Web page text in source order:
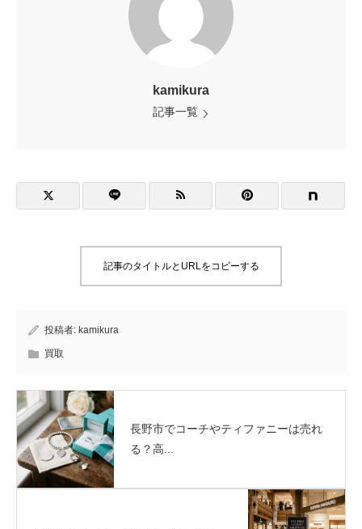
kamikura
記事一覧
記事のタイトルとURLをコピーする
投稿者: kamikura
買取
長野市でコーチやティファニーは売れ
る？高...